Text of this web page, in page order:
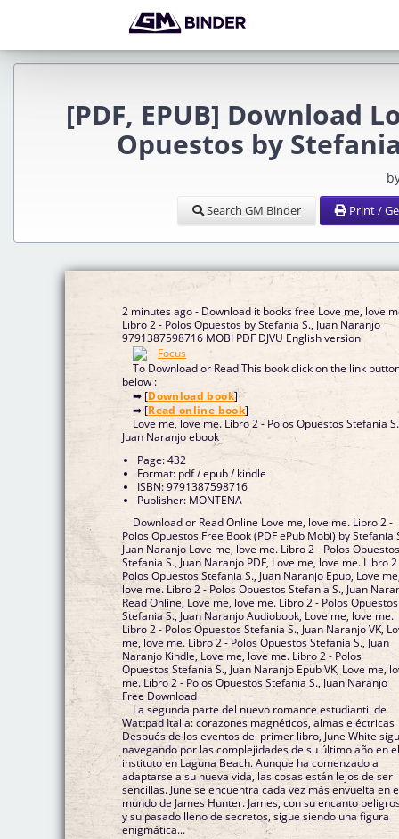
[PDF, EPUB] Download
Opuestos by
Search GM Binder Print /
2 minutes ago - Download it books free Love me, love
Libro 2 - Polos Opuestos by Stefania S., Juan Naranjo
9791387598716 MOBI PDF DJVU English version
To Download or Read This book click on the link
below :
➡ [Download book]
➡ [Read online book]
Love me, love me. Libro 2 - Polos Opuestos Stefania
Juan Naranjo ebook
Page: 432
Format: pdf / epub / kindle
ISBN: 9791387598716
Publisher: MONTENA
Download or Read Online Love me, love me. Libro 2 -
Polos Opuestos Free Book (PDF ePub Mobi) by Stefania
Juan Naranjo Love me, love me. Libro 2 - Polos
Stefania S., Juan Naranjo PDF, Love me, love me. Libro
Polos Opuestos Stefania S., Juan Naranjo Epub, Love
love me. Libro 2 - Polos Opuestos Stefania S., Juan
Read Online, Love me, love me. Libro 2 - Polos Opuestos
Stefania S., Juan Naranjo Audiobook, Love me, love me.
Libro 2 - Polos Opuestos Stefania S., Juan Naranjo VK,
me, love me. Libro 2 - Polos Opuestos Stefania S., Juan
Naranjo Kindle, Love me, love me. Libro 2 - Polos
Opuestos Stefania S., Juan Naranjo Epub VK, Love me,
me. Libro 2 - Polos Opuestos Stefania S., Juan Naranjo
Free Download
La segunda parte del nuevo romance estudiantil de
Wattpad Italia: corazones magnéticos, almas eléctricas
Después de los eventos del primer libro, June White
navegando por las complejidades de su último año en
instituto en Laguna Beach. Aunque ha comenzado a
adaptarse a su nueva vida, las cosas están lejos de ser
sencillas. June se encuentra cada vez más envuelta en
mundo de James Hunter. James, con su encanto
y su pasado lleno de secretos, sigue siendo una figura
enigmática...